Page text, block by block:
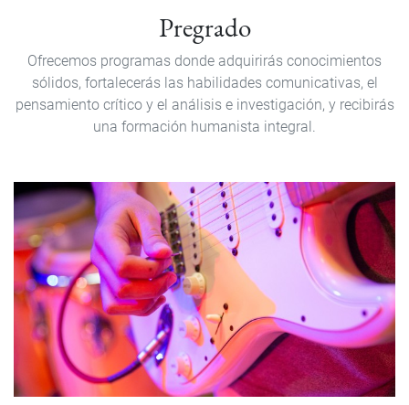
Pregrado
Ofrecemos programas donde adquirirás conocimientos
sólidos, fortalecerás las habilidades comunicativas, el
pensamiento crítico y el análisis e investigación, y recibirás
una formación humanista integral.